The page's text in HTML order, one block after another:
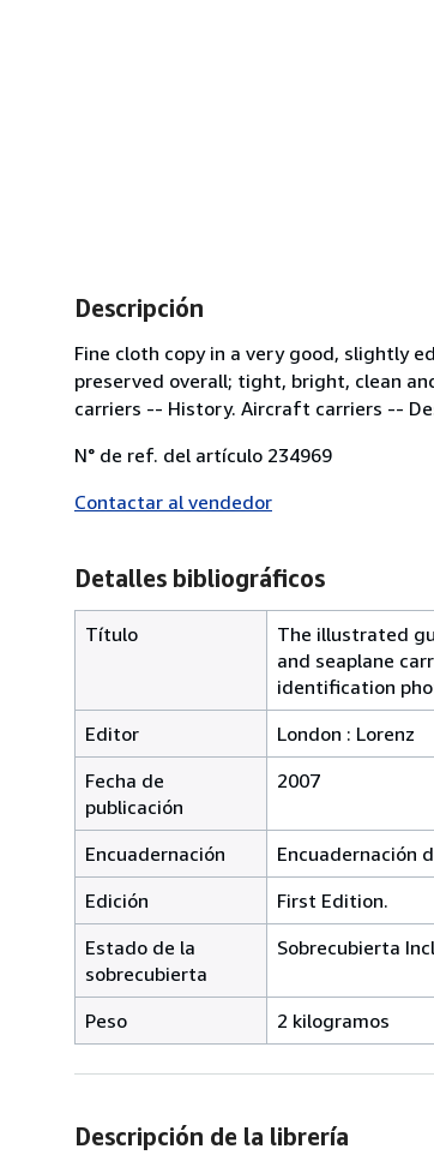
Descripción
Fine cloth copy in a very good, slightly
preserved overall; tight, bright, clean
carriers -- History. Aircraft carriers --
N° de ref. del artículo 234969
Contactar al vendedor
Detalles bibliográficos
Título
The illustrated
and seaplane
identification
Editor
London : Lorenz
Fecha de
publicación
2007
Encuadernación
Encuadernación
Edición
First Edition.
Estado de la
sobrecubierta
Sobrecubierta
Peso 2 kilogramos
Descripción de la librería